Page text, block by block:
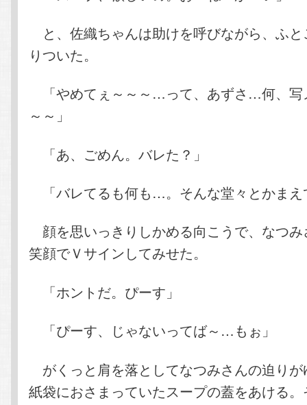
と、佐織ちゃんは助けを呼びながら、ふ
りついた。
「やめてぇ～～～…って、あずさ…何、写
～～」
「あ、ごめん。バレた？」
「バレてるも何も…。そんな堂々とかま
顔を思いっきりしかめる向こうで、なつ
笑顔でＶサインしてみせた。
「ホントだ。ぴーす」
「ぴーす、じゃないってば～…もぉ」
がくっと肩を落としてなつみさんの迫り
紙袋におさまっていたスープの蓋をあける